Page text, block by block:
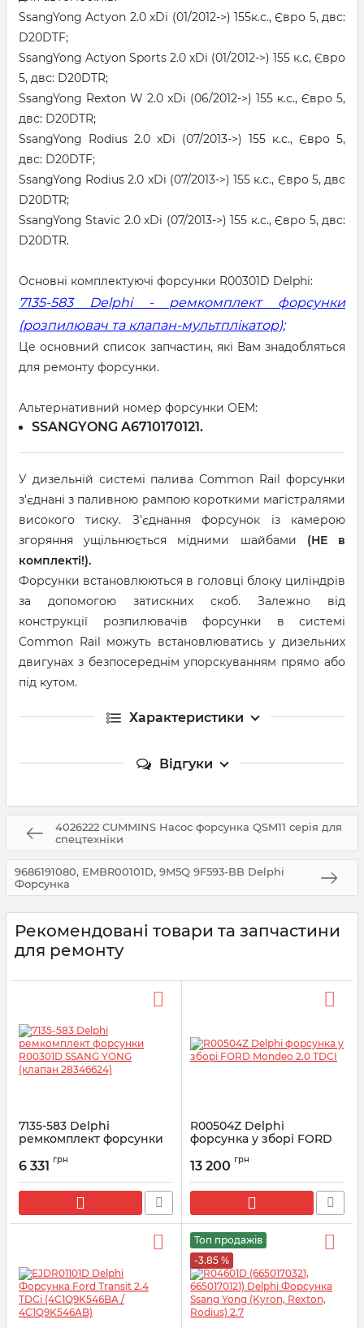
SsangYong Actyon 2.0 xDi (01/2012->) 155к.с., Євро 5, двс:
D20DTF;
SsangYong Actyon Sports 2.0 xDi (01/2012->) 155 к.с, Євро
5, двс: D20DTR;
SsangYong Rexton W 2.0 xDi (06/2012->) 155 к.с., Євро 5,
двс: D20DTR;
SsangYong Rodius 2.0 xDi (07/2013->) 155 к.с., Євро 5,
двс: D20DTF;
SsangYong Rodius 2.0 xDi (07/2013->) 155 к.с., Євро 5, двс
D20DTR;
SsangYong Stavic 2.0 xDi (07/2013->) 155 к.с., Євро 5, двс:
D20DTR.
Основні комплектуючі форсунки R00301D Delphi:
7135-583 Delphi - ремкомплект форсунки
(розпилювач та клапан-мультплікатор);
Це основний список запчастин, які Вам знадобляться
для ремонту форсунки.
Альтернативний номер форсунки ОЕМ:
SSANGYONG A6710170121.
У дизельній системі палива Common Rail форсунки
з'єднані з паливною рампою короткими магістралями
високого тиску. З'єднання форсунок із камерою
згоряння ущільнюється мідними шайбами (НЕ в
комплекті!).
Форсунки встановлюються в головці блоку циліндрів
за допомогою затискних скоб. Залежно від
конструкції розпилювачів форсунки в системі
Common Rail можуть встановлюватись у дизельних
двигунах з безпосереднім упорскуванням прямо або
під кутом.
Характеристики
Відгуки
4026222 CUMMINS Насос форсунка QSM11 серія для
спецтехніки
9686191080, EMBR00101D, 9M5Q 9F593-BB Delphi
Форсунка
Рекомендовані товари та запчастини
для ремонту
7135-583 Delphi
ремкомплект форсунки
(клапан 28346624)
Артикул: 7135-583
6 331 грн
R00504Z Delphi
форсунка у зборі FORD
Артикул: R00504Z
13 200 грн
Топ продажів
-3.85 %